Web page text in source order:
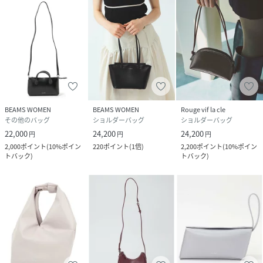
BEAMS WOMEN
その他のバッグ
22,000円
2,000ポイント(10%ポイン
トバック)
BEAMS WOMEN
ショルダーバッグ
24,200円
220ポイント(1倍)
Rouge vif la cle
ショルダーバッグ
24,200円
2,200ポイント(10%ポイン
トバック)